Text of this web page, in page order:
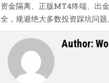
资金隔离、正版MT4终端、出
全，规避绝大多数投资踩坑问题。
Author: